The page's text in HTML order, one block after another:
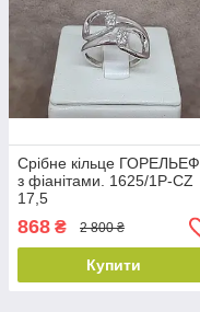
Срібне кільце ГОРЕЛЬЕФ
з фіанітами. 1625/1Р-CZ
17,5
868 ₴ 2 800 ₴
Купити